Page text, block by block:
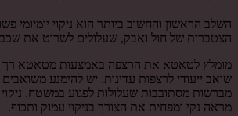
השלב הראשון והחשוב ביותר הוא ניקוי יומיומי
הצטברות של חול ואבק, שעלולים לשרוט את
מומלץ לטאטא את הרצפה באמצעות מטאטא רך
שואב ייעודי לרצפות עדינות. יש להימנע
מברשות מסתובבות שעלולות לפגוע במשטח.
מראה נקי ומפחית את הצורך בניקוי עמוק ותכוף.